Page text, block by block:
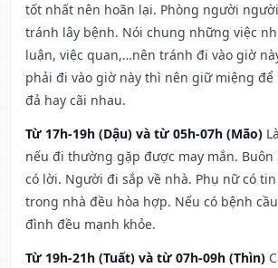
tốt nhất nên hoãn lại. Phòng người
tránh lây bệnh. Nói chung những việc
luận, việc quan,…nên tránh đi vào giờ
phải đi vào giờ này thì nên giữ miệng để
đả hay cãi nhau.
Từ 17h-19h (Dậu) và từ 05h-07h (Mão)
nếu đi thường gặp được may mắn.
có lời. Người đi sắp về nhà. Phụ nữ có
trong nhà đều hòa hợp. Nếu có bệnh
đình đều mạnh khỏe.
Từ 19h-21h (Tuất) và từ 07h-09h (Thìn)